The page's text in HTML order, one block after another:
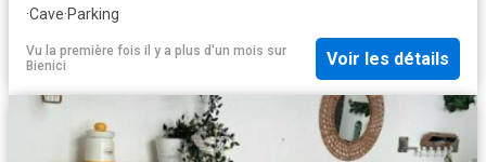
·Cave·Parking
Vu la première fois il y a plus d'un mois sur
Bienici
Voir les détails